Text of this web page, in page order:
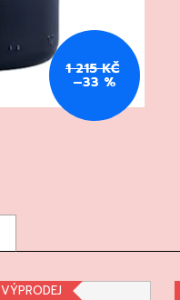
1 215 KČ
–33 %
VÝPRODEJ